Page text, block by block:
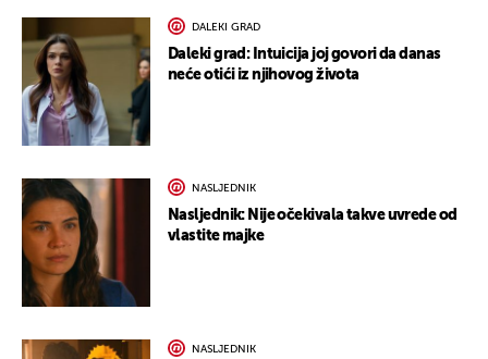
DALEKI GRAD
Daleki grad: Intuicija joj govori da danas
neće otići iz njihovog života
NASLJEDNIK
Nasljednik: Nije očekivala takve uvrede od
vlastite majke
NASLJEDNIK